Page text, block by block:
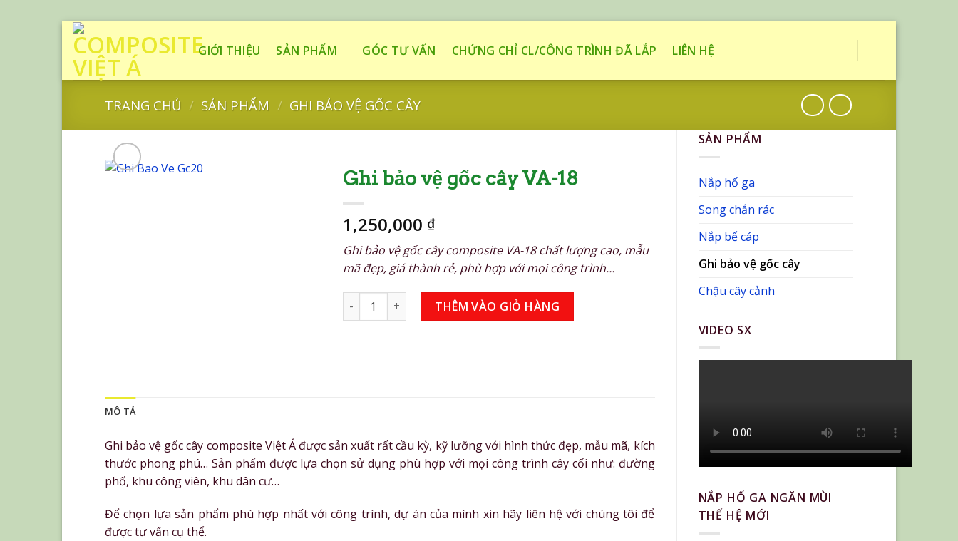
Skip
content
GIỚI THIỆU SẢN PHẨM GÓC TƯ VẤN CHỨNG CHỈ CL/CÔNG TRÌNH ĐÃ LẮP LIÊN HỆ
TRANG CHỦ / SẢN PHẨM / GHI BẢO VỆ GỐC CÂY
SẢN PHẨM
Nắp hố ga
Song chắn rác
Nắp bể cáp
Ghi bảo vệ gốc cây
Chậu cây cảnh
VIDEO SX
NẮP HỐ GA NGĂN MÙI
THẾ HỆ MỚI
Ghi bảo vệ gốc cây VA-18
1,250,000 ₫
Ghi bảo vệ gốc cây composite VA-18 chất lượng cao, mẫu
mã đẹp, giá thành rẻ, phù hợp với mọi công trình…
Ghi bảo vệ gốc cây VA-18 số lượng
THÊM VÀO GIỎ HÀNG
MÔ TẢ
Ghi bảo vệ gốc cây composite Việt Á được sản xuất rất cầu kỳ, kỹ lưỡng với hình thức đẹp, mẫu mã, kích
thước phong phú… Sản phẩm được lựa chọn sử dụng phù hợp với mọi công trình cây cối như: đường
phố, khu công viên, khu dân cư…
Để chọn lựa sản phẩm phù hợp nhất với công trình, dự án của mình xin hãy liên hệ với chúng tôi để
được tư vấn cụ thể.